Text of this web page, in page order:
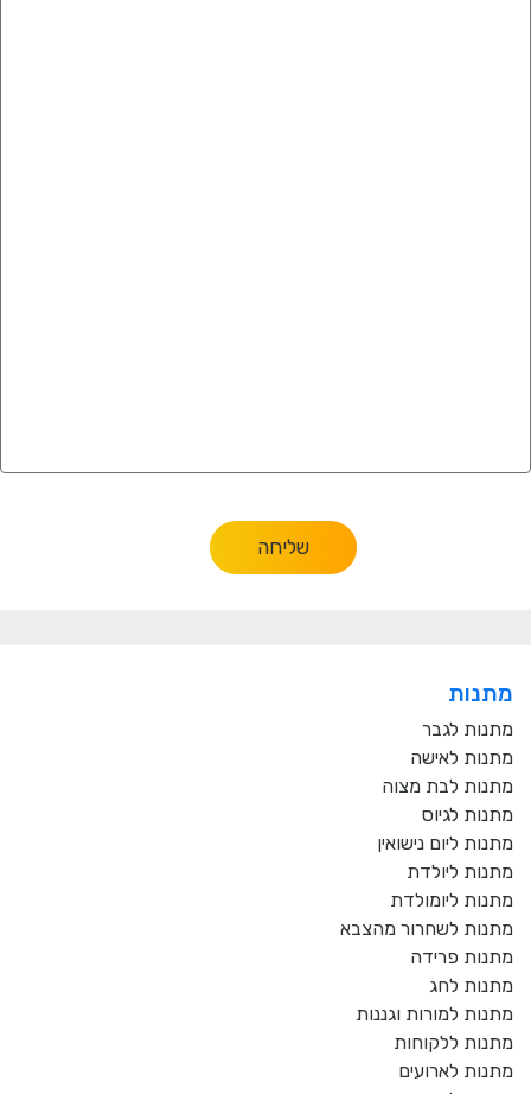
שליחה
מתנות
מתנות לגבר
מתנות לאישה
מתנות לבת מצוה
מתנות לגיוס
מתנות ליום נישואין
מתנות ליולדת
מתנות ליומולדת
מתנות לשחרור מהצבא
מתנות פרידה
מתנות לחג
מתנות למורות וגננות
מתנות ללקוחות
מתנות לארועים